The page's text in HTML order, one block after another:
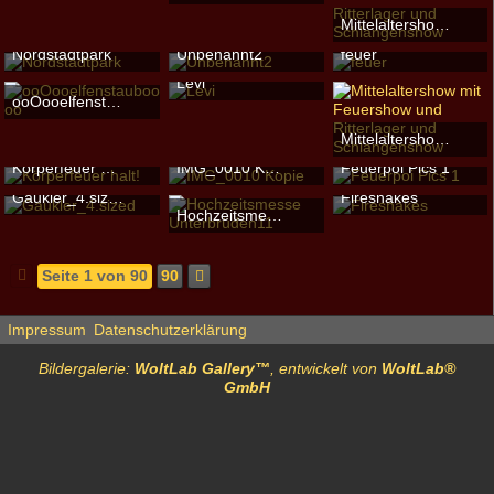
Skella-10. August 2010
Mittelaltershow mit Feuershow und Ritterlager und Schlangenshow
Feuershow
343
Nordstadtpark
Ina-11. Februar 2010
344
0 0
Unbenannt2
Freibeuter-29. März 2010
344
feuer
feuer-mensch-16. Juli
344
0 0
ooOooelfenstaubooOoo
elfenstaub -22. Oktober 2010
Levi
Ignitus -14. Dezember 2010
Mittelaltershow mit Feuershow und Ritterlager und Schlangenshow
Feuershow
344
0 0
Körperfeuer halt!
Becca SD -9. Juni 2011
344
0 0
IMG_0010 Kopie
leeloo-8. November 2011
344
0 0
Feuerpoi Pics 1
Ina-21. Januar 2010
345
0
Gaukler_4.sized
Feuerkind-27. Januar 2010
Hochzeitsmesse Unterbrüden11
Feuerkind-1. Februar 2010
Firesnakes
Skella-13. April 2010
Seite 1 von 90 90
Impressum Datenschutzerklärung
Bildergalerie: WoltLab Gallery™ , entwickelt von WoltLab®
GmbH